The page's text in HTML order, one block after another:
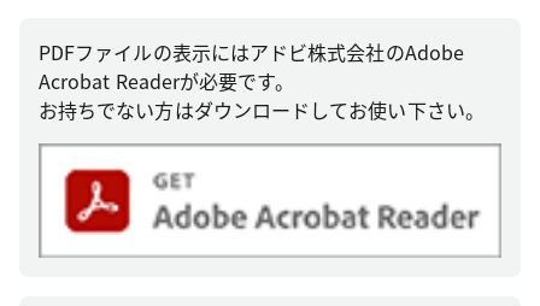
PDFファイルの表示にはアドビ株式会社のAdobe
Acrobat Readerが必要です。
お持ちでない方はダウンロードしてお使い下さい。